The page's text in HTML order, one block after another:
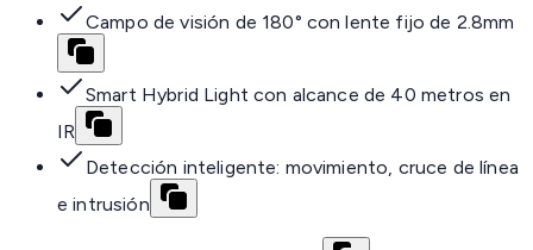
Campo de visión de 180° con lente fijo de 2.8mm
Smart Hybrid Light con alcance de 40 metros en
IR
Detección inteligente: movimiento, cruce de línea
e intrusión